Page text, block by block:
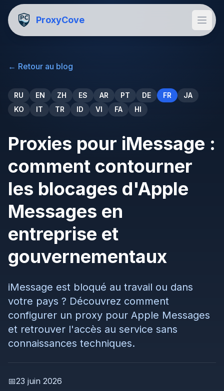
ProxyCove
← Retour au blog
RU EN ZH ES AR PT DE FR
JA
KO
IT TR ID VI FA HI
Proxies pour iMessage :
comment contourner
les blocages d'Apple
Messages en
entreprise et
gouvernementaux
iMessage est bloqué au travail ou dans
votre pays ? Découvrez comment
configurer un proxy pour Apple Messages
et retrouver l'accès au service sans
connaissances techniques.
📅23 juin 2026